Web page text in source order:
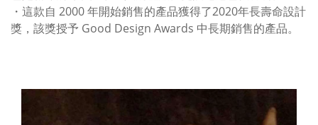
・這款自 2000 年開始銷售的產品獲得了2020年長壽命設計
獎，該獎授予 Good Design Awards 中長期銷售的產品。